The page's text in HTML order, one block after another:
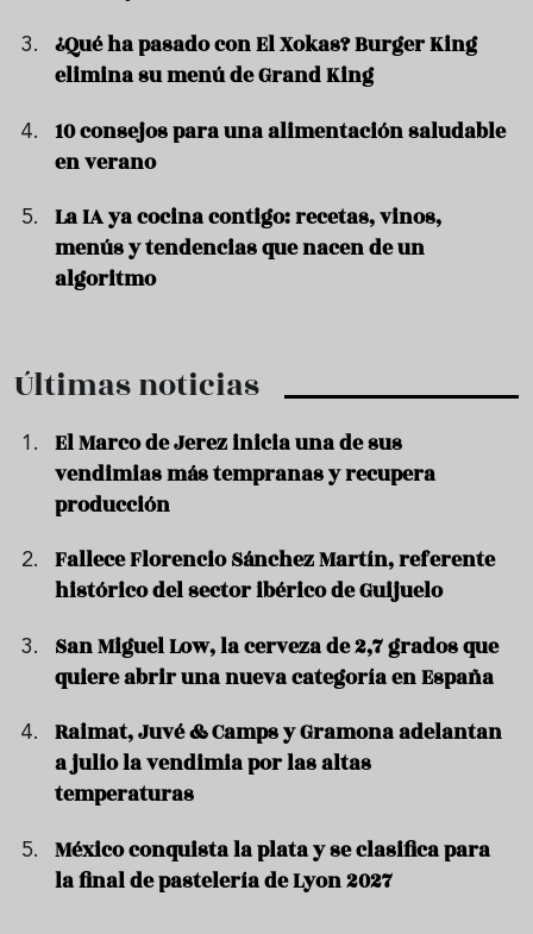
¿Qué ha pasado con El Xokas? Burger King
elimina su menú de Grand King
10 consejos para una alimentación saludable
en verano
La IA ya cocina contigo: recetas, vinos,
menús y tendencias que nacen de un
algoritmo
Últimas noticias
El Marco de Jerez inicia una de sus
vendimias más tempranas y recupera
producción
Fallece Florencio Sánchez Martín, referente
histórico del sector ibérico de Guijuelo
San Miguel Low, la cerveza de 2,7 grados que
quiere abrir una nueva categoría en España
Raimat, Juvé & Camps y Gramona adelantan
a julio la vendimia por las altas
temperaturas
México conquista la plata y se clasifica para
la final de pastelería de Lyon 2027